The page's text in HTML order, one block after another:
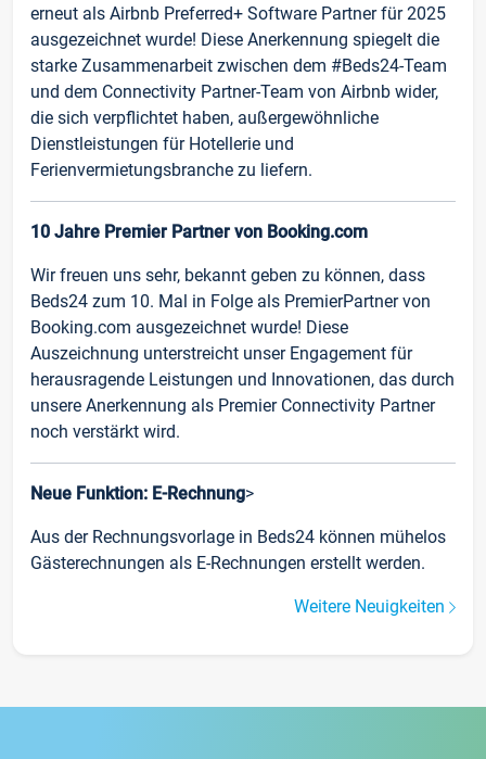
erneut als Airbnb Preferred+ Software Partner für 2025
ausgezeichnet wurde! Diese Anerkennung spiegelt die
starke Zusammenarbeit zwischen dem #Beds24-Team
und dem Connectivity Partner-Team von Airbnb wider,
die sich verpflichtet haben, außergewöhnliche
Dienstleistungen für Hotellerie und
Ferienvermietungsbranche zu liefern.
10 Jahre Premier Partner von Booking.com
Wir freuen uns sehr, bekannt geben zu können, dass
Beds24 zum 10. Mal in Folge als PremierPartner von
Booking.com ausgezeichnet wurde! Diese
Auszeichnung unterstreicht unser Engagement für
herausragende Leistungen und Innovationen, das durch
unsere Anerkennung als Premier Connectivity Partner
noch verstärkt wird.
Neue Funktion: E-Rechnung>
Aus der Rechnungsvorlage in Beds24 können mühelos
Gästerechnungen als E-Rechnungen erstellt werden.
Weitere Neuigkeiten